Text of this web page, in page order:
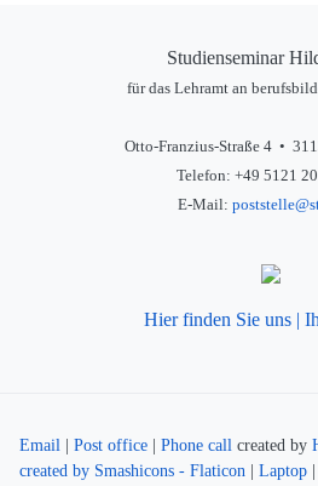
Studienseminar
für das Lehramt an
Otto-Franzius-Straße 4 •
Telefon: +49 5121
E-Mail:
Hier finden Sie uns |
Email Post office Phone call created by
created by Smashicons - Flaticon
Laptop